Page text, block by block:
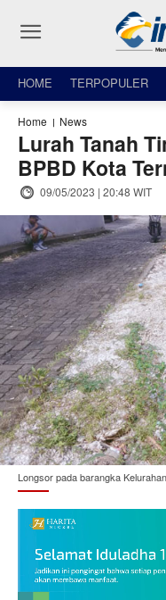
HOME TERPOPULER
Home News
Lurah Tanah
BPBD Kota
09/05/2023 | 20:48 WIT
Longsor pada barangka